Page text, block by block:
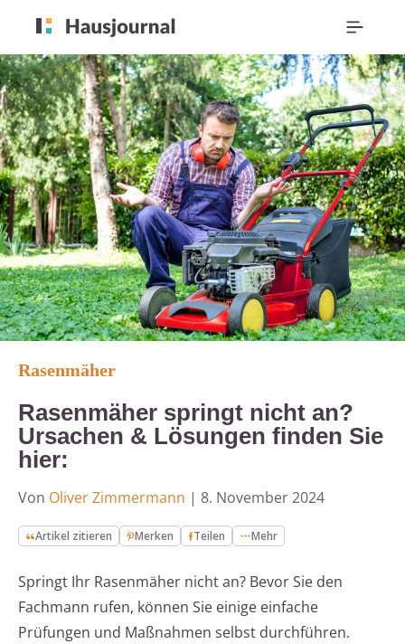
Rasenmäher
Rasenmäher springt nicht an?
Ursachen & Lösungen finden Sie
hier:
Von Oliver Zimmermann | 8. November 2024
Artikel zitieren Merken Teilen Mehr
Springt Ihr Rasenmäher nicht an? Bevor Sie den
Fachmann rufen, können Sie einige einfache
Prüfungen und Maßnahmen selbst durchführen.